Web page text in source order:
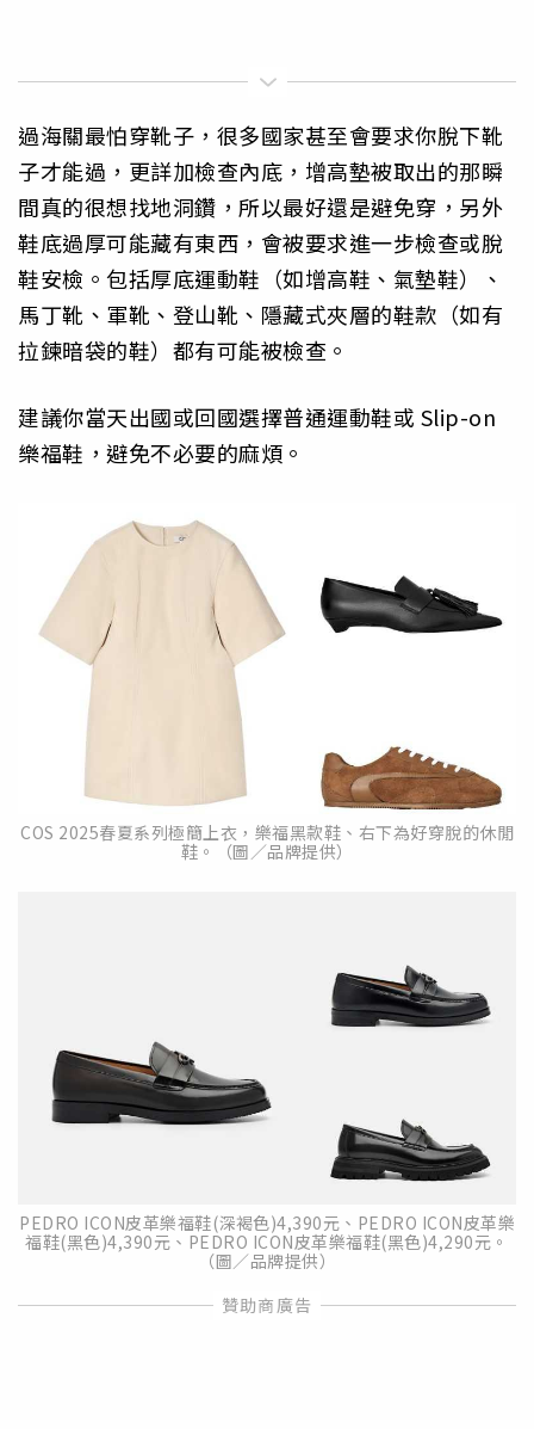
過海關最怕穿靴子，很多國家甚至會要求你脫下靴
子才能過，更詳加檢查內底，增高墊被取出的那瞬
間真的很想找地洞鑽，所以最好還是避免穿，另外
鞋底過厚可能藏有東西，會被要求進一步檢查或脫
鞋安檢。包括厚底運動鞋（如增高鞋、氣墊鞋）、
馬丁靴、軍靴、登山靴、隱藏式夾層的鞋款（如有
拉鍊暗袋的鞋）都有可能被檢查。
建議你當天出國或回國選擇普通運動鞋或 Slip-on
樂福鞋，避免不必要的麻煩。
COS 2025春夏系列極簡上衣，樂福黑款鞋、右下為好穿脫的休閒
鞋。（圖／品牌提供）
PEDRO ICON皮革樂福鞋(深褐色)4,390元、PEDRO ICON皮革樂
福鞋(黑色)4,390元、PEDRO ICON皮革樂福鞋(黑色)4,290元。
（圖／品牌提供）